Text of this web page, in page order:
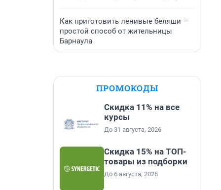
Как приготовить ленивые беляши —
простой способ от жительницы
Барнаула
ПРОМОКОДЫ
Скидка 11% на все
курсы
До 31 августа, 2026
Скидка 15% на ТОП-
товары из подборки
До 6 августа, 2026